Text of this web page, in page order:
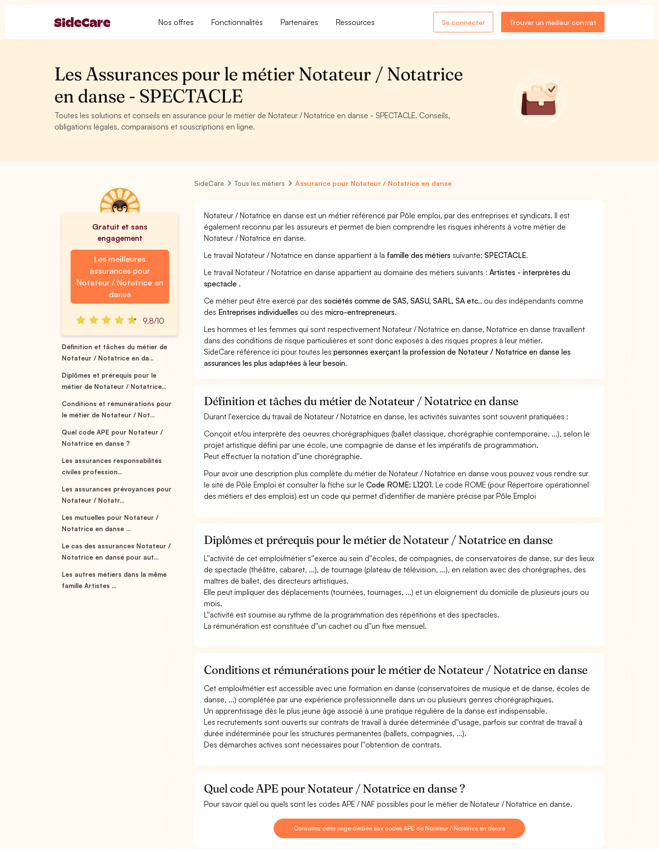
Nos offres Fonctionnalités Partenaires Ressources Se connecter Trouver un meilleur contrat
Les Assurances pour le métier Notateur / Notatrice
en danse - SPECTACLE
Toutes les solutions et conseils en assurance pour le métier de Notateur / Notatrice en danse - SPECTACLE. Conseils,
obligations légales, comparaisons et souscriptions en ligne.
Gratuit et sans
engagement
Les meilleures
assurances pour
Notateur / Notatrice en
danse
9,8/10
Définition et tâches du métier de
Notateur / Notatrice en da...
Diplômes et prérequis pour le
métier de Notateur / Notatrice...
Conditions et rémunérations pour
le métier de Notateur / Not...
Quel code APE pour Notateur /
Notatrice en danse ?
Les assurances responsabilités
civiles profession...
Les assurances prévoyances pour
Notateur / Notatr...
Les mutuelles pour Notateur /
Notatrice en danse ...
Le cas des assurances Notateur /
Notatrice en danse pour aut...
Les autres métiers dans la même
famille Artistes ...
SideCare Tous les métiers Assurance pour Notateur / Notatrice en danse
Notateur / Notatrice en danse est un métier référencé par Pôle emploi, par des entreprises et syndicats. Il est
également reconnu par les assureurs et permet de bien comprendre les risques inhérents à votre métier de
Notateur / Notatrice en danse.
Le travail Notateur / Notatrice en danse appartient à la famille des métiers suivante:SPECTACLE.
Le travail Notateur / Notatrice en danse appartient au domaine des métiers suivants :Artistes - interprètes du
spectacle .
Ce métier peut être exercé par dessociétés comme de SAS, SASU, SARL, SA etc.. ou des indépendants comme
des Entreprises individuelles ou desmicro-entrepreneurs.
Les hommes et les femmes qui sont respectivement Notateur / Notatrice en danse, Notatrice en danse travaillent
dans des conditions de risque particulières et sont donc exposés à des risques propres à leur métier.
SideCare référence ici pour toutes lespersonnes exerçant la profession de Notateur / Notatrice en danse les
assurances les plus adaptées à leur besoin.
Définition et tâches du métier de Notateur / Notatrice en danse
Durant l'exercice du travail de Notateur / Notatrice en danse, les activités suivantes sont souvent pratiquées :
Conçoit et/ou interprète des oeuvres chorégraphiques (ballet classique, chorégraphie contemporaine, ...), selon le
projet artistique défini par une école, une compagnie de danse et les impératifs de programmation.
Peut effectuer la notation d''une chorégraphie.
Pour avoir une description plus complète du métier de Notateur / Notatrice en danse vous pouvez vous rendre sur
le site de Pôle Emploi et consulter la fiche sur leCode ROME: L1201. Le code ROME (pour Répertoire opérationnel
des métiers et des emplois) est un code qui permet d'identifier de manière précise par Pôle Emploi
Diplômes et prérequis pour le métier de Notateur / Notatrice en danse
L''activité de cet emploi/métier s''exerce au sein d''écoles, de compagnies, de conservatoires de danse, sur des lieux
de spectacle (théâtre, cabaret, ...), de tournage (plateau de télévision, ...), en relation avec des chorégraphes, des
maîtres de ballet, des directeurs artistiques.
Elle peut impliquer des déplacements (tournées, tournages, ...) et un éloignement du domicile de plusieurs jours ou
mois.
L''activité est soumise au rythme de la programmation des répétitions et des spectacles.
La rémunération est constituée d''un cachet ou d''un fixe mensuel.
Conditions et rémunérations pour le métier de Notateur / Notatrice en danse
Cet emploi/métier est accessible avec une formation en danse (conservatoires de musique et de danse, écoles de
danse, ...) complétée par une expérience professionnelle dans un ou plusieurs genres chorégraphiques.
Un apprentissage dès le plus jeune âge associé à une pratique régulière de la danse est indispensable.
Les recrutements sont ouverts sur contrats de travail à durée déterminée d''usage, parfois sur contrat de travail à
durée indéterminée pour les structures permanentes (ballets, compagnies, ...).
Des démarches actives sont nécessaires pour l''obtention de contrats.
Quel code APE pour Notateur / Notatrice en danse ?
Pour savoir quel ou quels sont les codes APE / NAF possibles pour le métier de Notateur / Notatrice en danse.
Consultez cette page dédiée aux codes APE de Notateur / Notatrice en danse